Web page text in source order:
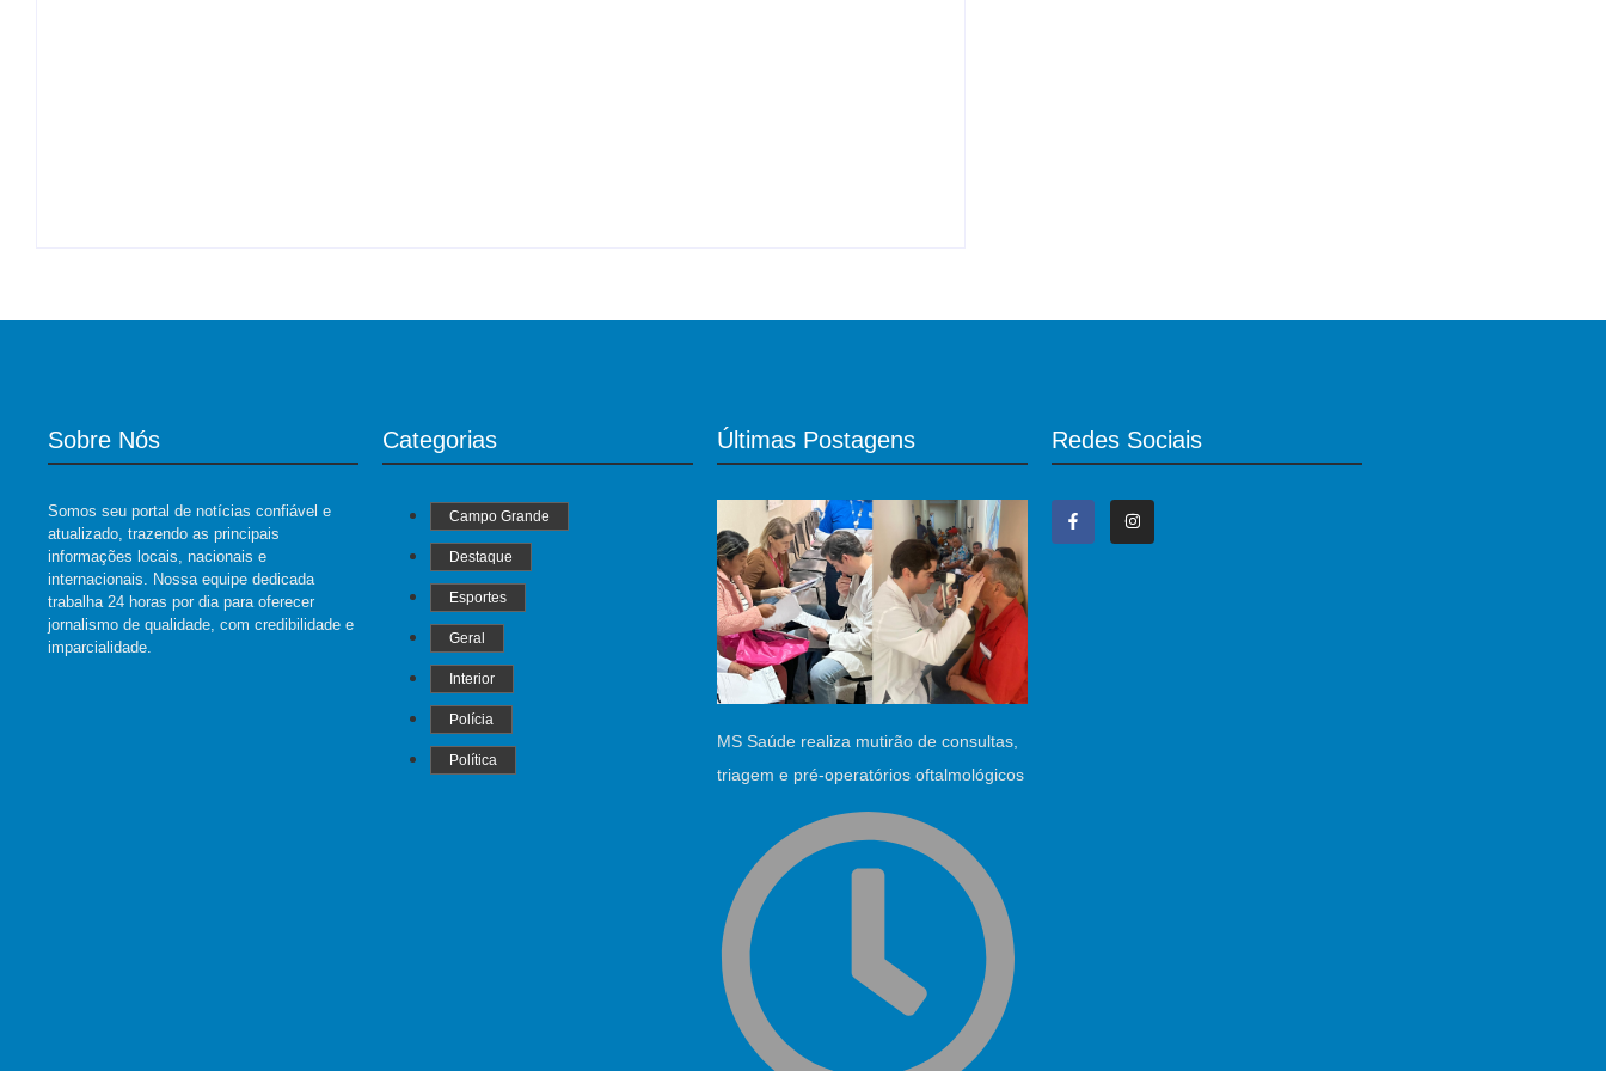
Sobre Nós
Somos seu portal de notícias confiável e
atualizado, trazendo as principais
informações locais, nacionais e
internacionais. Nossa equipe dedicada
trabalha 24 horas por dia para oferecer
jornalismo de qualidade, com credibilidade e
imparcialidade.
Categorias
Campo Grande
Destaque
Esportes
Geral
Interior
Polícia
Política
Últimas Postagens
MS Saúde realiza mutirão de consultas,
triagem e pré-operatórios oftalmológicos
Redes Sociais